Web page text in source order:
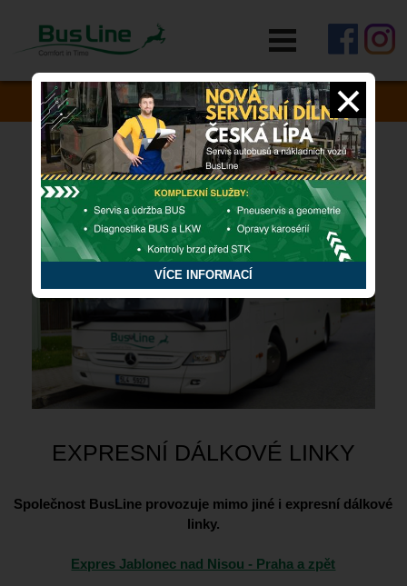
VÍCE INFORMACÍ
RYCHLÁ POMOC
Zapomněli jste si něco v autobusu?
EXPRESNÍ DÁLKOVÉ LINKY
Společnost BusLine provozuje mimo jiné i expresní dálkové
linky.
Expres Jablonec nad Nisou - Praha a zpět